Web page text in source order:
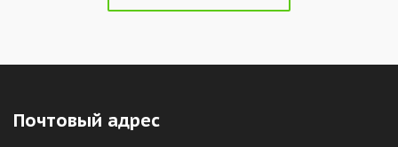
Почтовый адрес